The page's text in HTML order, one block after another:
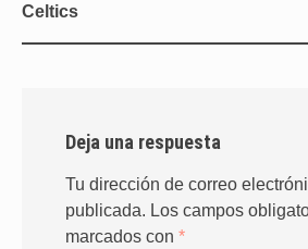
Celtics
Deja una respuesta
Tu dirección de correo
publicada. Los campos
marcados con *